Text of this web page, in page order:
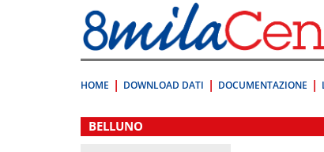
direttamente
a:
Contenuto
HOME DOWNLOAD DATI DOCUMENTAZIONE
.
BELLUNO